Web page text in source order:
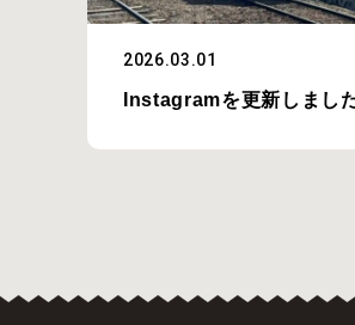
2026.03.01
Instagramを更新しまし